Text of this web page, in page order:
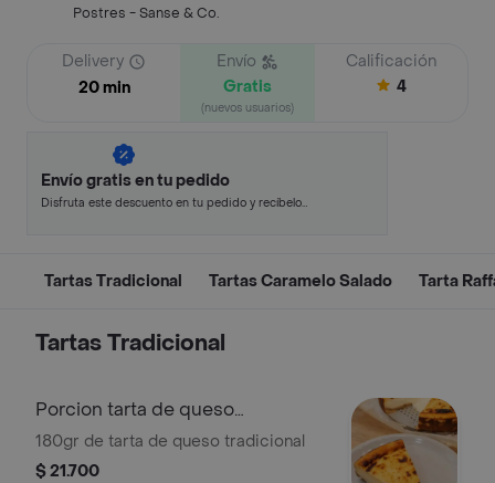
Postres - Sanse & Co.
Delivery
20 min
Envío
Gratis
(nuevos usuarios)
Calificación
4
Envío gratis en tu pedido
Disfruta este descuento en tu pedido y recíbelo
Tartas Tradicional Tartas Caramelo Salado Tarta
Tartas Tradicional
Porcion tarta de queso
tradicional
180gr de tarta de queso tradicional
$ 21.700